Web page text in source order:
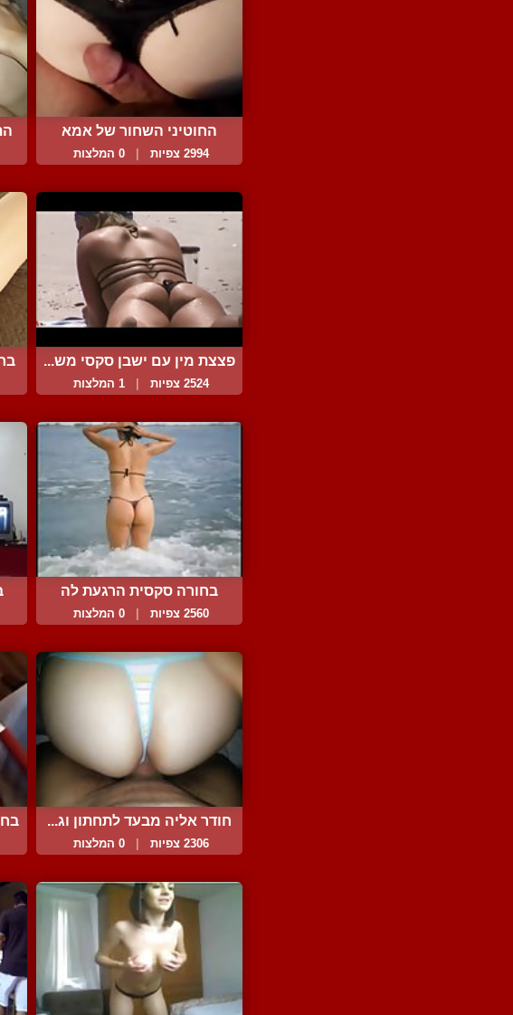
החוטיני השחור של אמא
מתח...
2994 צפיות 0 המלצות
פצצת מין עם ישבן סקסי מש...
2524 צפיות 1 המלצות
בחורה סקסית הרגעת לה
בחו...
2560 צפיות 0 המלצות
חודר אליה מבעד לתחתון וג...
2306 צפיות 0 המלצות